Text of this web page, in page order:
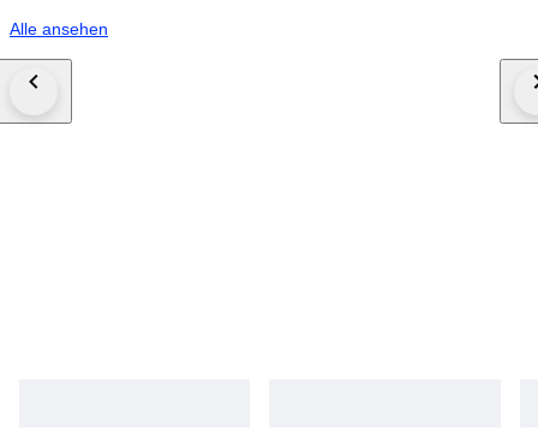
Alle ansehen